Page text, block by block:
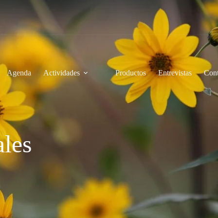
Agenda Actividades Productos Entrevistas